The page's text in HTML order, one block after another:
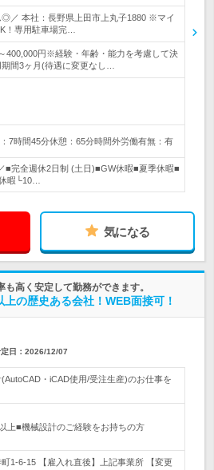
◎／ 本社：長野県上田市上丸子1880 ※マイ
！専用駐車場完…
400,000円※経験・年齢・能力を考慮して決
間3ヶ月(待遇に変更なし…
7時間45分休憩：65分時間外労働有無：有
■完全週休2日制 (土日)■GW休暇■夏季休暇■
暇└10…
気になる
高く安定して勤務ができます。
上の歴史ある会社！WEB面接可！
日： 2026/12/07
・iCAD使用/受注生産)のお仕事を
上■機械設計のご経験をお持ちの方
1-6-15 【雇入れ直後】上記事業所 【変更